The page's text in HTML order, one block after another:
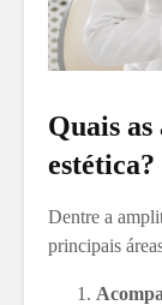
Quais as
estética?
Dentre a
principais